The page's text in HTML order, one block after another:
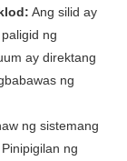
Ang silid ay
ng
ay direktang
ng
ng sistemang
ng